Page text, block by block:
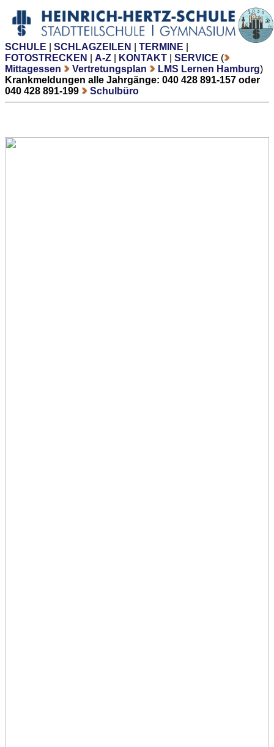
SCHULE SCHLAGZEILEN TERMINE
FOTOSTRECKEN
A-Z KONTAKT SERVICE (
Mittagessen
Vertretungsplan LMS Lernen Hamburg)
Krankmeldungen alle Jahrgänge: 040 428 891-157 oder
040 428 891-199
Schulbüro